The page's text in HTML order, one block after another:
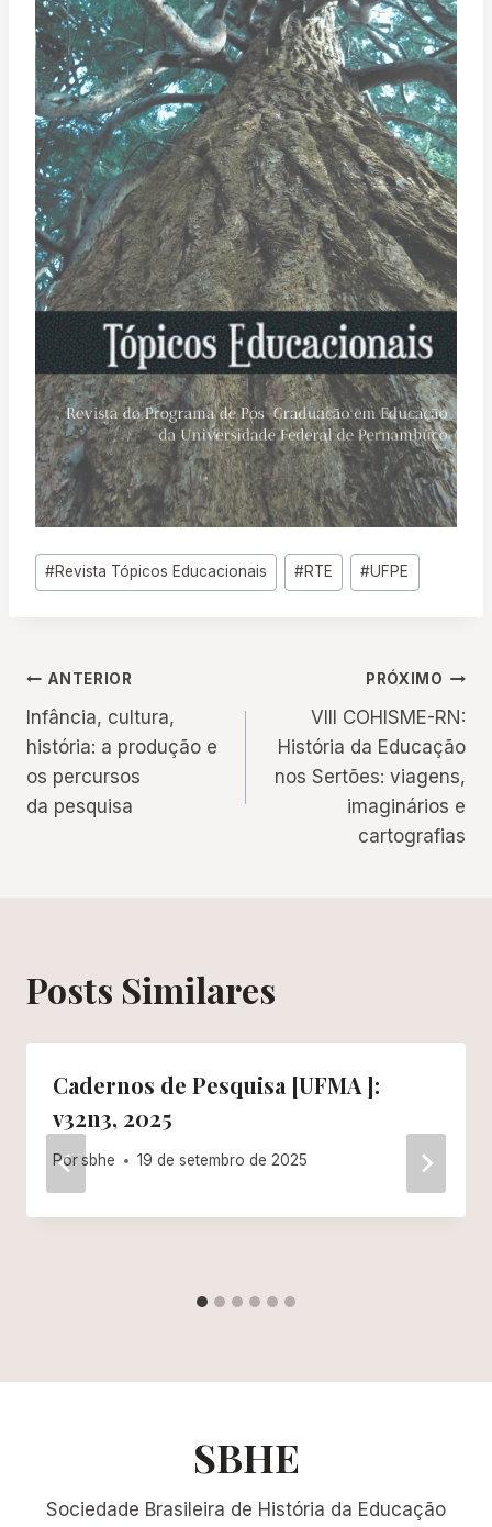
Tags
do
#Revista Tópicos Educacionais #RTE #UFPE
Navegação
de
Post
ANTERIOR
Infância, cultura,
história: a produção e
os percursos
da pesquisa
PRÓXIMO
VIII COHISME-RN:
História da Educação
nos Sertões: viagens,
imaginários e
cartografias
Posts Similares
Cadernos de Pesquisa [UFMA ]:
v32n3, 2025
Porsbhe 19 de setembro de 2025
SBHE
Sociedade Brasileira de História da Educação